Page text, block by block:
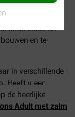
oud optimaal
onder andere het
blaas en
en te
in verschillende
Heeft u een
de heerlijke
Adult met zalm